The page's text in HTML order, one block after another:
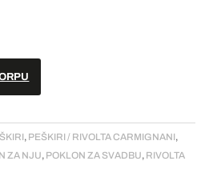
, PEŠKIRI / RIVOLTA CARMIGNANI,
ZA NJU, POKLON ZA SVADBU, RIVOLTA